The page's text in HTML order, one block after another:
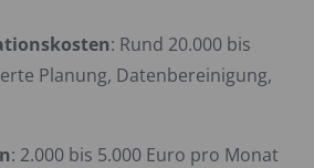
: Rund 20.000 bis
Planung, Datenbereinigung,
: 2.000 bis 5.000 Euro pro Monat